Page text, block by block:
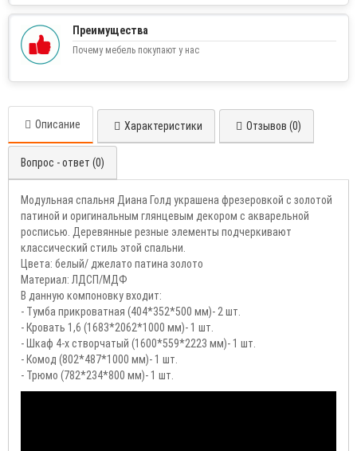
Преимущества
Почему мебель покупают у нас
Описание Характеристики Отзывов (0)
Вопрос - ответ (0)
Модульная спальня Диана Голд украшена фрезеровкой с золотой
патиной и оригинальным глянцевым декором с акварельной
росписью. Деревянные резные элементы подчеркивают
классический стиль этой спальни.
Цвета: белый/ джелато патина золото
Материал: ЛДСП/МДФ
В данную компоновку входит:
- Тумба прикроватная (404*352*500 мм)- 2 шт.
- Кровать 1,6 (1683*2062*1000 мм)- 1 шт.
- Шкаф 4-х створчатый (1600*559*2223 мм)- 1 шт.
- Комод (802*487*1000 мм)- 1 шт.
- Трюмо (782*234*800 мм)- 1 шт.